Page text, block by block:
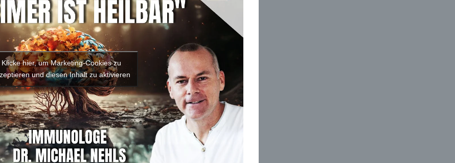
Klicke hier, um Marketing-Cookies zu
und diesen Inhalt zu aktivieren